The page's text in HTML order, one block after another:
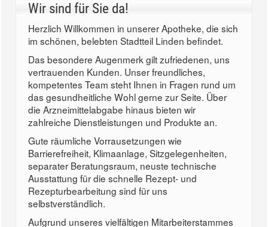
Wir sind für Sie da!
Herzlich Willkommen in unserer Apotheke, die sich
im schönen, belebten Stadtteil Linden befindet.
Das besondere Augenmerk gilt zufriedenen, uns
vertrauenden Kunden. Unser freundliches,
kompetentes Team steht Ihnen in Fragen rund um
das gesundheitliche Wohl gerne zur Seite. Über
die Arzneimittelabgabe hinaus bieten wir
zahlreiche Dienstleistungen und Produkte an.
Gute räumliche Vorrausetzungen wie
Barrierefreiheit, Klimaanlage, Sitzgelegenheiten,
separater Beratungsraum, neuste technische
Ausstattung für die schnelle Rezept- und
Rezepturbearbeitung sind für uns
selbstverständlich.
Aufgrund unseres vielfältigen Mitarbeiterstammes